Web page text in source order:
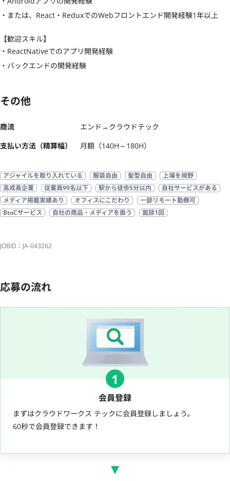
・または、React・ReduxでのWebフロントエンド開発経験1年以上
【歓迎スキル】
・ReactNativeでのアプリ開発経験
・バックエンドの開発経験
その他
商流
エンド→クラウドテック
支払い方法（精算幅）
月額（140H～180H）
アジャイルを取り入れている 服装自由 髪型自由
上場を視野
高成長企業
従業員99名以下 駅から徒歩5分以内
自社サービスがある
メディア掲載実績あり
オフィスにこだわり
一部リモート勤務可
BtoCサービス
自社の商品・メディアを扱う 面談1回
JOBID：JA-043262
応募の流れ
1
会員登録
まずはクラウドワークス テックに会員登録しましょう。
60秒で会員登録できます！